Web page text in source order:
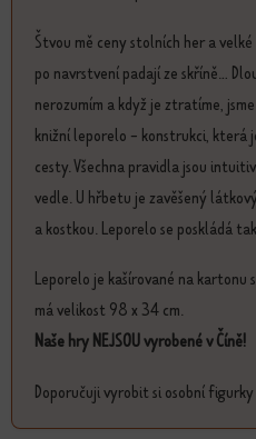
Štvou mě ceny stolních her a
po navrstvení padají ze skříně...
nerozumím a když je ztratíme,
knižní leporelo - konstrukci, která
cesty. Všechna pravidla jsou
vedle. U hřbetu je zavěšený
a kostkou. Leporelo se poskládá
Leporelo je kašírované na kartonu
má velikost 98 x 34 cm.
Naše hry NEJSOU vyrobené v Číně!
Doporučuji vyrobit si osobní